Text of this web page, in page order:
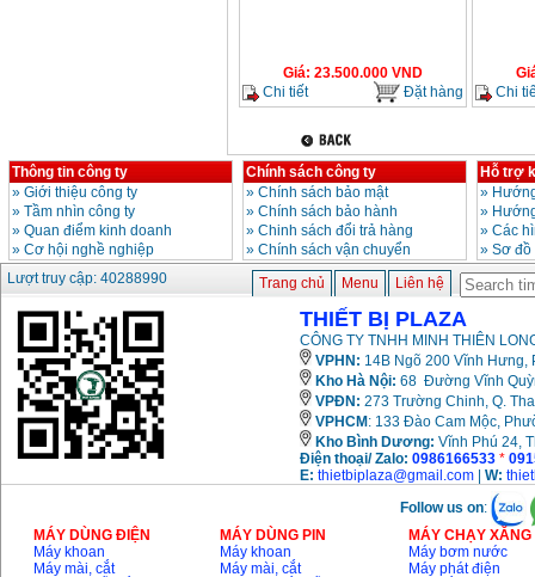
Giá: 23.500.000 VND
Chi tiết
Đặt hàng
Chi
Thông tin công ty
» Giới thiệu công ty
» Tầm nhìn công ty
» Quan điểm kinh doanh
» Cơ hội nghề nghiệp
Chính sách công ty
» Chính sách bảo mật
» Chính sách bảo hành
» Chinh sách đổi trả hàng
» Chính sách vận chuyển
Hỗ trợ
»
»
» Các
» Sơ
Lượt truy cập: 40288990
Trang chủ Menu Liên hệ
THIẾT BỊ PLAZA
CÔNG TY TNHH MINH THIÊN
VPHN: 14B Ngõ 200 Vĩnh Hưng,
Kho Hà Nội: 68 Đường Vĩnh
VPĐN: 273 Trường Chinh, Q.
VPHCM : 133 Đào Cam Mộc,
Kho Bình Dương: Vĩnh Phú 24,
Điện thoại/ Zalo: 0986166533 *
E: thietbiplaza@gmail.com W:
Follow us on:
MÁY DÙNG ĐIỆN
Máy khoan
Máy mài, cắt
MÁY DÙNG PIN
Máy khoan
Máy mài, cắt
MÁY CHẠY
Máy bơm nước
Máy phát điện